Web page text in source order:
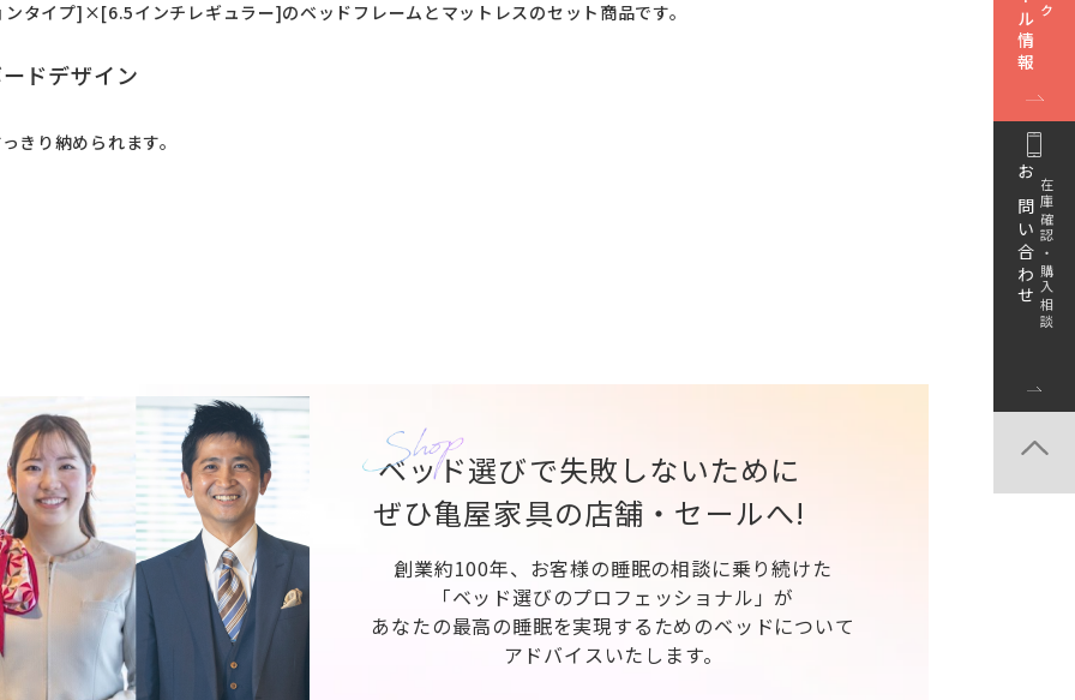
タイプ]×[6.5インチレギュラー]のベッドフレームとマットレスのセット商品です。
ドデザイン
きり納められます。
ベッド選びで失敗しないために
ぜひ亀屋家具の店舗・セールへ!
創業約100年、お客様の睡眠の相談に乗り続けた
「ベッド選びのプロフェッショナル」が
あなたの最高の睡眠を実現するためのベッドについて
アドバイスいたします。
お問い合わせ在庫確認・購入相談